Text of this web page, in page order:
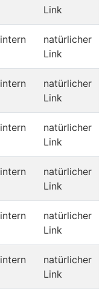
Link
intern
natürlicher
Link
intern
natürlicher
Link
intern
natürlicher
Link
intern
natürlicher
Link
intern
natürlicher
Link
intern
natürlicher
Link